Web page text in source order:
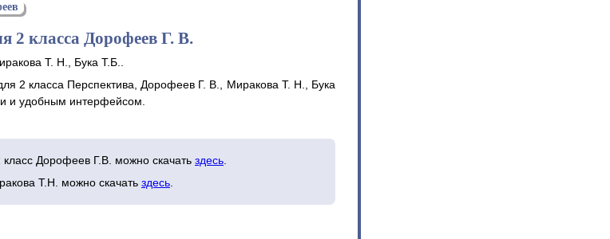
2 класса Дорофеев Г. В.
Т. Н., Бука Т.Б..
2 класса Перспектива, Дорофеев Г. В., Миракова Т. Н., Бука
и удобным интерфейсом.
Дорофеев Г.В. можно скачать здесь
Т.Н. можно скачать здесь